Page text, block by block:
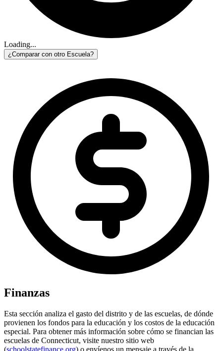
Loading...
¿Comparar con otro Escuela?
Finanzas
Esta sección analiza el gasto del distrito y de las escuelas, de dónde
provienen los fondos para la educación y los costos de la educación
especial. Para obtener más información sobre cómo se financian las
escuelas de Connecticut, visite nuestro sitio web
(schoolstatefinance.org) o envíenos un mensaje a través de la